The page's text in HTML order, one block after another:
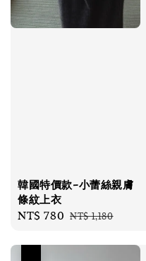
韓國特價款-小蕾絲親膚
條紋上衣
Sale
NT$ 780 Regular
NT$ 1,180